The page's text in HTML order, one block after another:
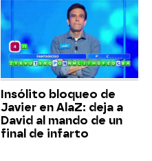
Insólito bloqueo de
Javier en AlaZ: deja a
David al mando de un
final de infarto